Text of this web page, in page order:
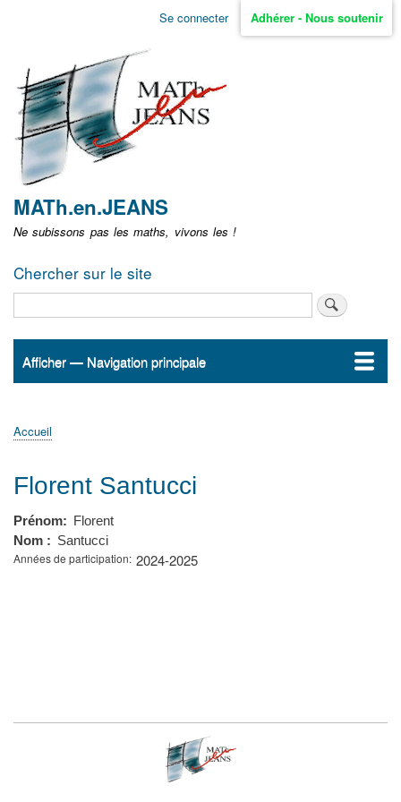
Aller
non
identifié
Se connecter Adhérer - Nous soutenir
MATh.en.JEANS
Ne subissons pas les maths, vivons les !
Chercher sur le site
Navigation
Afficher — Navigation principale
Accueil
ActualitésMATh.en.JEANS ?
Régions et Ateliers
Créer, gérer un atelier
Sujets/Publications
Congrès
d'Ariane
Accueil
Florent Santucci
Prénom
Florent
Nom
Santucci
Années de participation 2024-2025